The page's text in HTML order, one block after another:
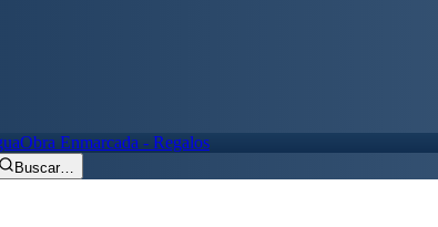
Obra Enmarcada - Regalos
Buscar…